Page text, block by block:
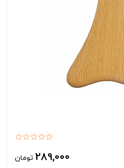
289,000 تومان